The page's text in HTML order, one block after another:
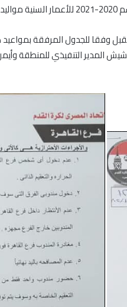
.
وفقا للجدول المرفقة
التنفيذي للمنطقة